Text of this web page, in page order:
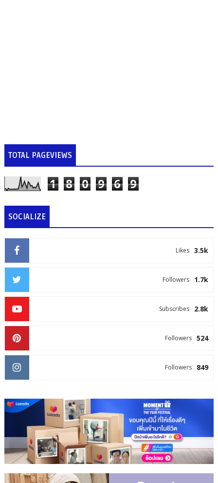
TOTAL PAGEVIEWS
1 8 0 9 6 9
SOCIALIZE
3.5k
Likes
1.7k
Followers
2.8k
Subscribes
524
Followers
849
Followers